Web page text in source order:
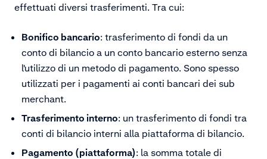
effettuati diversi trasferimenti. Tra cui:
Bonifico bancario: trasferimento di fondi da un
conto di bilancio a un conto bancario esterno senza
l'utilizzo di un metodo di pagamento. Sono spesso
utilizzati per i pagamenti ai conti bancari dei sub
merchant.
Trasferimento interno: un trasferimento di fondi tra
conti di bilancio interni alla piattaforma di bilancio.
Pagamento (piattaforma): la somma totale di